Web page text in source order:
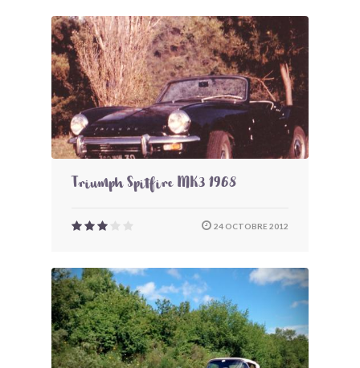
Triumph Spitfire MK3 1968
24 OCTOBRE 2012